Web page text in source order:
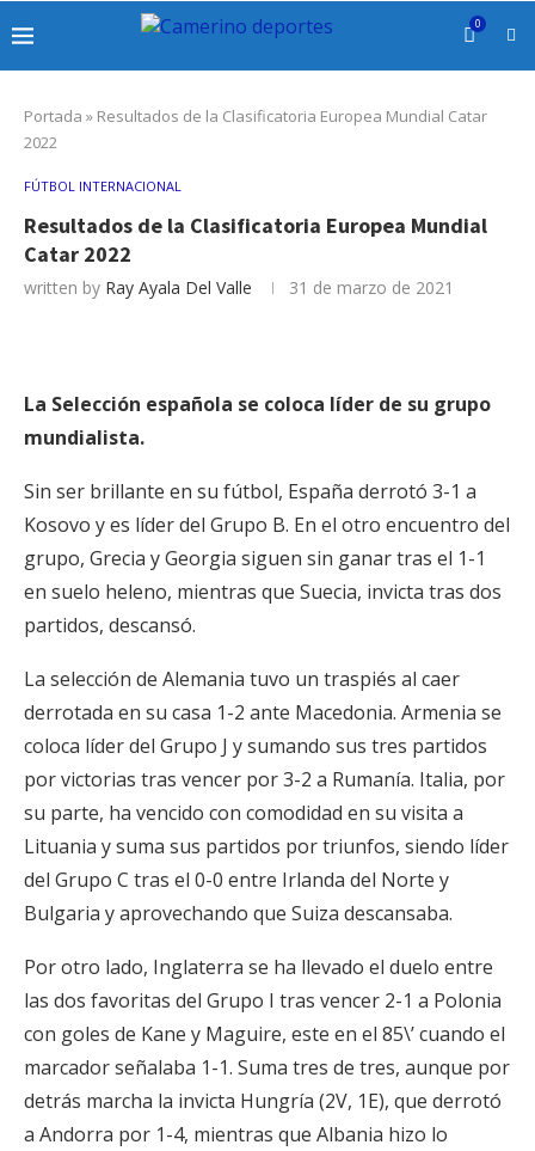
0
Portada » Resultados de la Clasificatoria Europea Mundial Catar
2022
FÚTBOL INTERNACIONAL
Resultados de la Clasificatoria Europea Mundial
Catar 2022
written by Ray Ayala Del Valle 31 de marzo de 2021
La Selección española se coloca líder de su grupo
mundialista.
Sin ser brillante en su fútbol, España derrotó 3-1 a
Kosovo y es líder del Grupo B. En el otro encuentro del
grupo, Grecia y Georgia siguen sin ganar tras el 1-1
en suelo heleno, mientras que Suecia, invicta tras dos
partidos, descansó.
La selección de Alemania tuvo un traspiés al caer
derrotada en su casa 1-2 ante Macedonia. Armenia se
coloca líder del Grupo J y sumando sus tres partidos
por victorias tras vencer por 3-2 a Rumanía. Italia, por
su parte, ha vencido con comodidad en su visita a
Lituania y suma sus partidos por triunfos, siendo líder
del Grupo C tras el 0-0 entre Irlanda del Norte y
Bulgaria y aprovechando que Suiza descansaba.
Por otro lado, Inglaterra se ha llevado el duelo entre
las dos favoritas del Grupo I tras vencer 2-1 a Polonia
con goles de Kane y Maguire, este en el 85\’ cuando el
marcador señalaba 1-1. Suma tres de tres, aunque por
detrás marcha la invicta Hungría (2V, 1E), que derrotó
a Andorra por 1-4, mientras que Albania hizo lo